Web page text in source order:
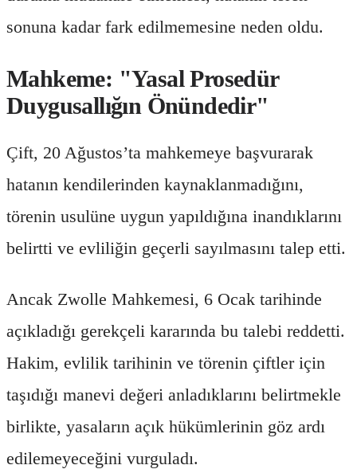
sonuna kadar fark edilmemesine neden oldu.
Mahkeme: "Yasal Prosedür
Duygusallığın Önündedir"
Çift, 20 Ağustos’ta mahkemeye başvurarak
hatanın kendilerinden kaynaklanmadığını,
törenin usulüne uygun yapıldığına inandıklarını
belirtti ve evliliğin geçerli sayılmasını talep etti.
Ancak Zwolle Mahkemesi, 6 Ocak tarihinde
açıkladığı gerekçeli kararında bu talebi reddetti.
Hakim, evlilik tarihinin ve törenin çiftler için
taşıdığı manevi değeri anladıklarını belirtmekle
birlikte, yasaların açık hükümlerinin göz ardı
edilemeyeceğini vurguladı.